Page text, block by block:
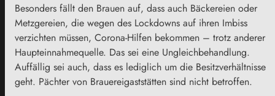
Besonders fällt den Brauen auf, dass auch Bäckereien oder
Metzgereien, die wegen des Lockdowns auf ihren Imbiss
verzichten müssen, Corona-Hilfen bekommen – trotz anderer
Haupteinnahmequelle. Das sei eine Ungleichbehandlung.
Auffällig sei auch, dass es lediglich um die Besitzverhältnisse
geht. Pächter von Brauereigaststätten sind nicht betroffen.